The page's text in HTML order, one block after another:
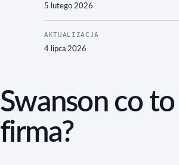
5 lutego 2026
AKTUALIZACJA
4 lipca 2026
Swanson co to
firma?